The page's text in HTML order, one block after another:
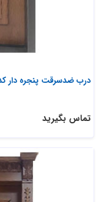
درب ضدسرقت پنجره دار کد
تماس بگیرید